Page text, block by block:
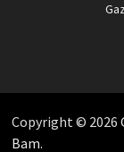
Copyright © 2026
Bam.